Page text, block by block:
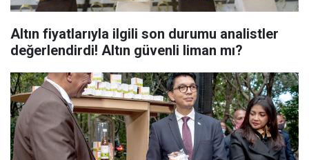
Altın fiyatlarıyla ilgili son durumu analistler
değerlendirdi! Altın güvenli liman mı?